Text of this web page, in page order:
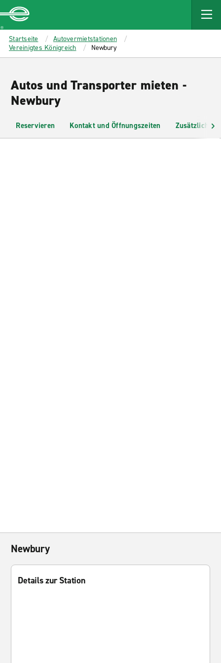
MAIN
CONTENT
Enterprise
Startseite
Autovermietstationen
Vereinigtes Königreich
Newbury
Autos und Transporter mieten -
Newbury
Reservieren Kontakt und Öffnungszeiten Zusätzliche
Newbury
Details zur Station